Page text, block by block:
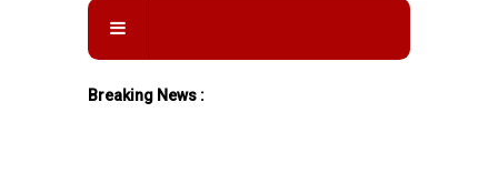
Breaking News :